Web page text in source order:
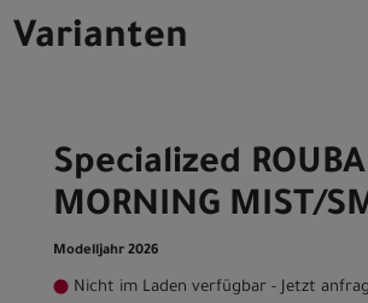
Varianten
Specialized
MORNING MIST/
Modelljahr 2026
Nicht im Laden verfügbar - Jetzt